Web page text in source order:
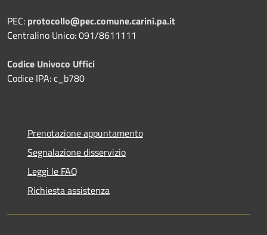
PEC: protocollo@pec.comune.carini.pa.it
Centralino Unico: 091/8611111
Codice Univoco Uffici
Codice IPA: c_b780
Prenotazione appuntamento
Segnalazione disservizio
Leggi le FAQ
Richiesta assistenza